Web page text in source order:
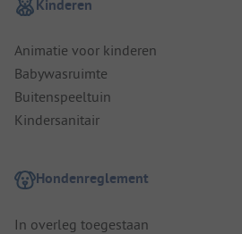
Kinderen
Animatie voor kinderen
Babywasruimte
Buitenspeeltuin
Kindersanitair
Hondenreglement
In overleg toegestaan